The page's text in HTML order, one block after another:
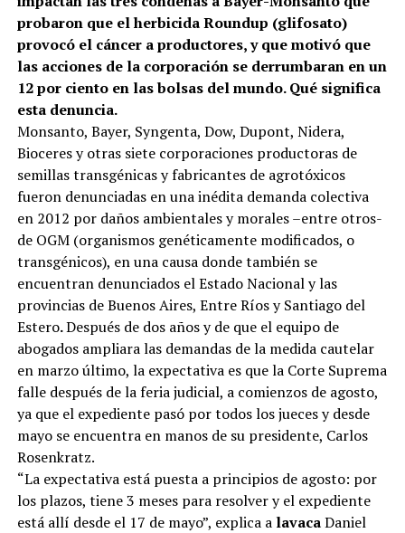
probaronque el herbicida Roundup (glifosato)
provocó el cáncer a productores, y que motivó que
las acciones de la corporación se derrumbaran en un
12 por ciento en las bolsas del mundo. Qué significa
esta denuncia.
Monsanto, Bayer, Syngenta, Dow, Dupont, Nidera,
Bioceres y otras siete corporaciones productoras de
semillas transgénicas y fabricantes de agrotóxicos
fueron denunciadas en una inédita demanda colectiva
en 2012 por daños ambientales y morales –entre otros-
de OGM (organismos genéticamente modificados, o
transgénicos), en una causa donde también se
encuentran denunciados el Estado Nacional y las
provincias de Buenos Aires, Entre Ríos y Santiago del
Estero.Después de dos años y de que el equipo de
abogados ampliara las demandas de la medida cautelar
en marzo último, la expectativa es que la Corte Suprema
falle después de la feria judicial, a comienzos de agosto,
ya que el expediente pasó por todos los jueces y desde
mayo se encuentra en manos de su presidente, Carlos
Rosenkratz.
“La expectativa está puesta a principios de agosto: por
los plazos, tiene 3 meses para resolver y el expediente
está allí desde el 17 de mayo”, explica a lavacaDaniel